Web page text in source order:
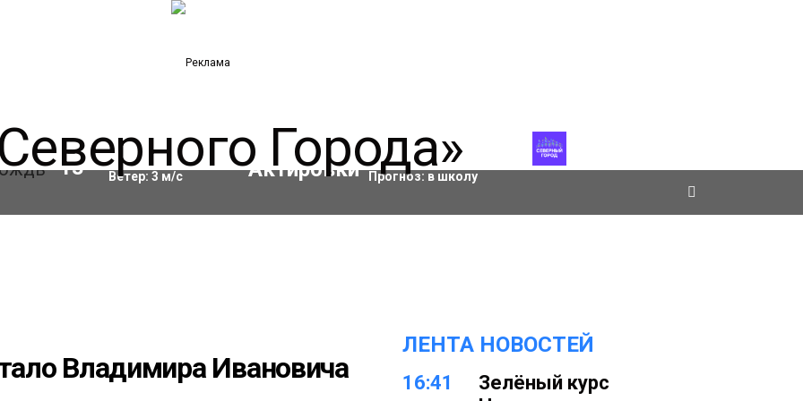
13°C Влажность:86%
Ветер: 3 м/с
Актировки
Прогноз: в школу
Владимира Ивановича
ЛЕНТА НОВОСТЕЙ
16:41
Зелёный курс